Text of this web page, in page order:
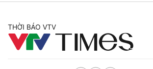
THỜI BÁO VTV